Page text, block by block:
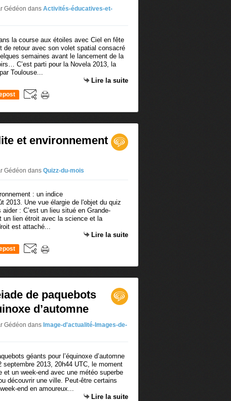
Gédéon dans Activités-éducatives-et-
de retour avec son volet spatial consacré
semaines avant le lancement de la
C’est parti pour la Novela 2013, la
Toulouse...
Lire la suite
et environnement
Gédéon dans Quizz-du-mois
2013. Une vue élargie de l'objet du quiz
: C’est un lieu situé en Grande-
un lien étroit avec la science et la
est attaché...
Lire la suite
de paquebots
d’automne
Gédéon dans Image-d'actualité-Images-de-
septembre 2013, 20h44 UTC, le moment
et un week-end avec une météo superbe
découvrir une ville. Peut-être certains
end en amoureux...
Lire la suite